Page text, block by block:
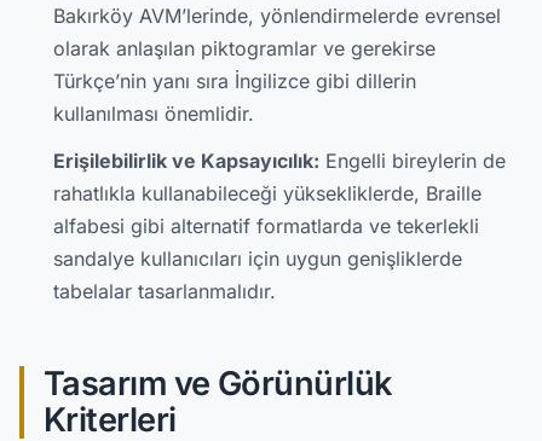
Bakırköy AVM’lerinde, yönlendirmelerde evrensel
olarak anlaşılan piktogramlar ve gerekirse
Türkçe’nin yanı sıra İngilizce gibi dillerin
kullanılması önemlidir.
Erişilebilirlik ve Kapsayıcılık: Engelli bireylerin de
rahatlıkla kullanabileceği yüksekliklerde, Braille
alfabesi gibi alternatif formatlarda ve tekerlekli
sandalye kullanıcıları için uygun genişliklerde
tabelalar tasarlanmalıdır.
Tasarım ve Görünürlük
Kriterleri